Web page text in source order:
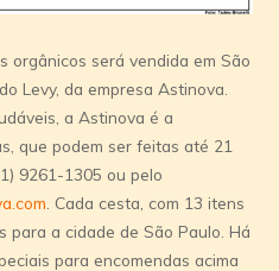
orgânicos será vendida em São
Levy, da empresa Astinova.
a Astinova é a
que podem ser feitas até 21
9261-1305 ou pelo
. Cada cesta, com 13 itens
para a cidade de São Paulo. Há
para encomendas acima